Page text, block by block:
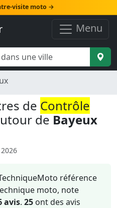
visite moto →
Menu
de Contrôle
deBayeux
référence
moto, note
avis. 25 ont des avis